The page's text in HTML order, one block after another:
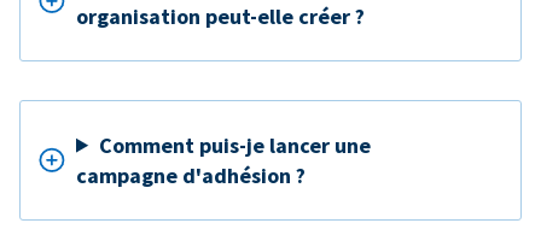
organisation peut-elle créer ?
Comment puis-je lancer une
campagne d'adhésion ?